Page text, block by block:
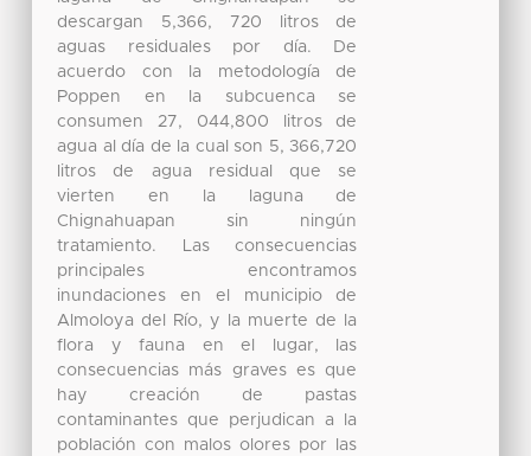
descargan 5,366, 720 litros de
aguas residuales por día. De
acuerdo con la metodología de
Poppen en la subcuenca se
consumen 27, 044,800 litros de
agua al día de la cual son 5, 366,720
litros de agua residual que se
vierten en la laguna de
Chignahuapan sin ningún
tratamiento. Las consecuencias
principales encontramos
inundaciones en el municipio de
Almoloya del Río, y la muerte de la
flora y fauna en el lugar, las
consecuencias más graves es que
hay creación de pastas
contaminantes que perjudican a la
población con malos olores por las